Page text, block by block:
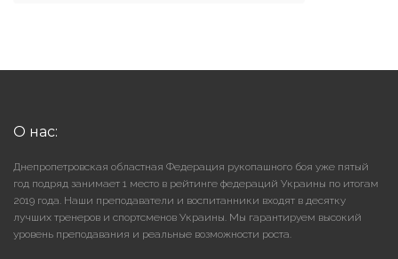
О нас:
Днепропетровская областная Федерация рукопашного боя уже пятый
год подряд занимает 1 место в рейтинге федераций Украины по итогам
2019 года. Наши преподаватели и воспитанники входят в десятку
лучших тренеров и спортсменов Украины. Мы гарантируем высокий
уровень преподавания и реальные возможности роста.